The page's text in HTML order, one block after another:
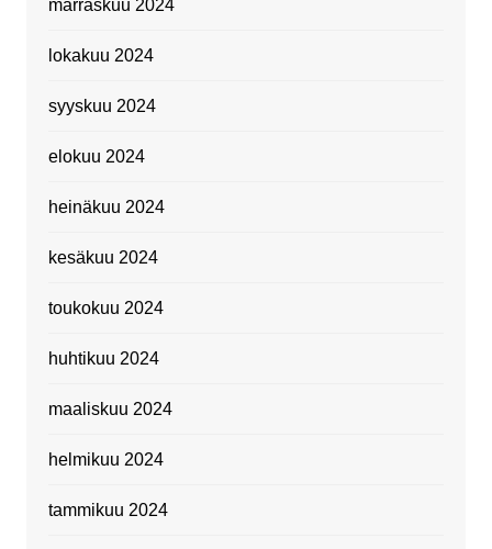
marraskuu 2024
lokakuu 2024
syyskuu 2024
elokuu 2024
heinäkuu 2024
kesäkuu 2024
toukokuu 2024
huhtikuu 2024
maaliskuu 2024
helmikuu 2024
tammikuu 2024